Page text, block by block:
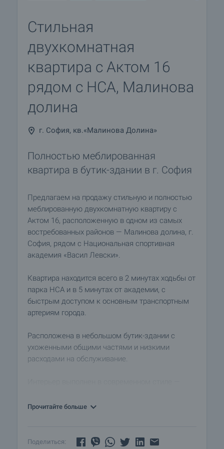
Стильная
двухкомнатная
квартира с Актом 16
рядом с НСА, Малинова
долина
г. София, кв.«Малинова Долина»
Полностью меблированная
квартира в бутик-здании в г. София
Предлагаем на продажу стильную и полностью
меблированную двухкомнатную квартиру с
Актом 16, расположенную в одном из самых
востребованных районов — Малинова долина, г.
София, рядом с Национальная спортивная
академия «Васил Левски».
Квартира находится всего в 2 минутах ходьбы от
парка НСА и в 5 минутах от академии, с
быстрым доступом к основным транспортным
артериям города.
Расположена в небольшом бутик-здании с
ухоженными общими частями и низкими
расходами на обслуживание.
уютная атмосфера.
гостиную с кухонной зоной, спальню с кроватью
Прочитайте больше
Поделиться: